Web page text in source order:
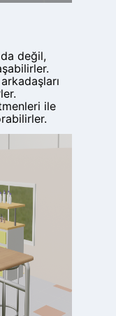
değil,
ile